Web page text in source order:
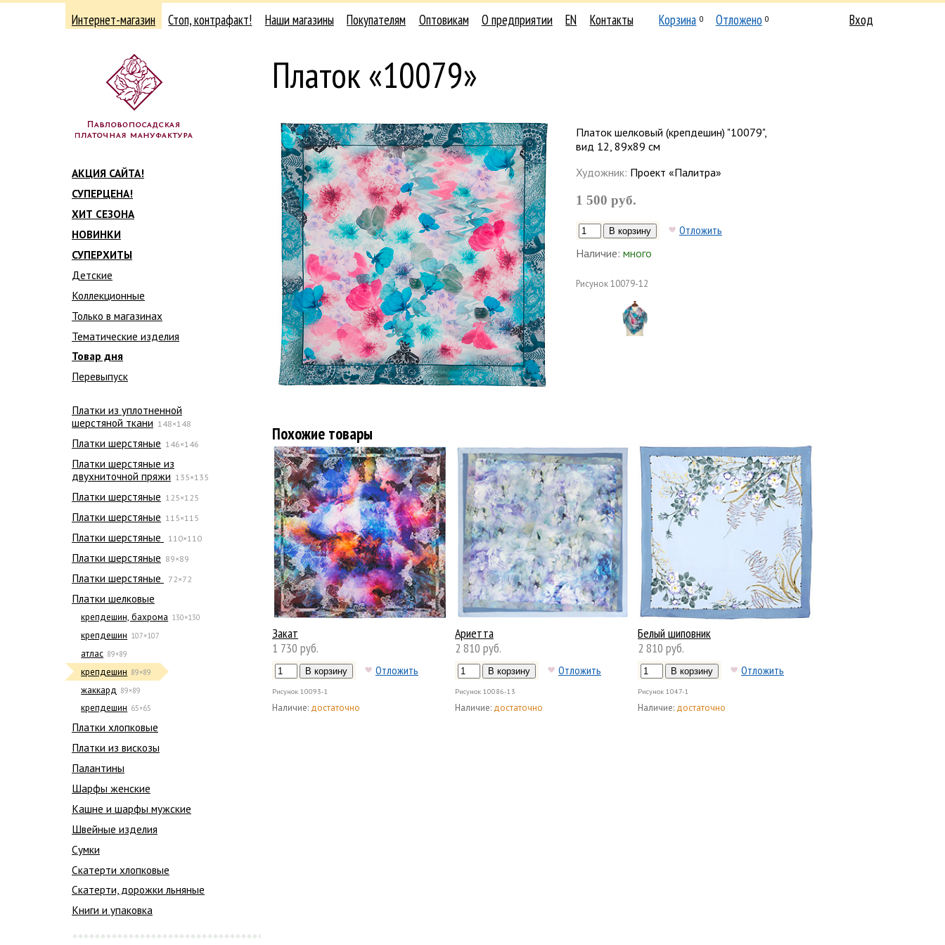
Интернет-магазин Стоп, контрафакт! Наши магазины Покупателям Оптовикам О предприятии EN Контакты Корзина 0 Отложено 0 Вход
АКЦИЯ САЙТА!
СУПЕРЦЕНА!
ХИТ СЕЗОНА
НОВИНКИ
СУПЕРХИТЫ
Детские
Коллекционные
Только в магазинах
Тематические изделия
Товар дня
Перевыпуск
Платки из уплотненной
шерстяной ткани 148×148
Платки шерстяные 146×146
Платки шерстяные из
двухниточной пряжи 135×135
Платки шерстяные 125×125
Платки шерстяные 115×115
Платки шерстяные 110×110
Платки шерстяные 89×89
Платки шерстяные 72×72
Платки шелковые
крепдешин, бахрома 130×130
крепдешин 107×107
атлас 89×89
крепдешин 89×89
жаккард 89×89
крепдешин 65×65
Платки хлопковые
Платки из вискозы
Палантины
Шарфы женские
Кашне и шарфы мужские
Швейные изделия
Сумки
Скатерти хлопковые
Скатерти, дорожки льняные
Книги и упаковка
Платок «10079»
Платок шелковый (крепдешин) "10079",
вид 12, 89х89 см
Художник: Проект «Палитра»
1 500 руб.
Отложить
Наличие: много
Рисунок10079-12
Похожие товары
Закат
1 730 руб.
Отложить
Рисунок 10093-1
Наличие: достаточно
Ариетта
2 810 руб.
Отложить
Рисунок 10086-13
Наличие: достаточно
Белый шиповник
2 810 руб.
Отложить
Рисунок 1047-1
Наличие: достаточно